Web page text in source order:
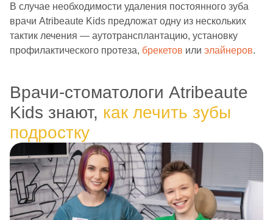
В случае необходимости удаления постоянного зуба
врачи Atribeaute Kids предложат одну из нескольких
тактик лечения — аутотрансплантацию, установку
профилактического протеза, брекетов или элайнеров.
Врачи-стоматологи Atribeaute
Kids знают, как лечить зубы
подростку